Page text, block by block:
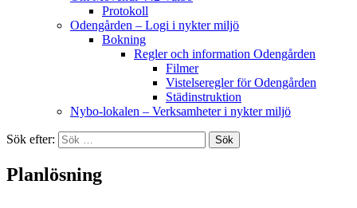
Protokoll
Odengården – Logi i nykter miljö
Bokning
Regler och information Odengården
Filmer
Vistelseregler för Odengården
Städinstruktion
Nybo-lokalen – Verksamheter i nykter miljö
Sök efter:
Planlösning